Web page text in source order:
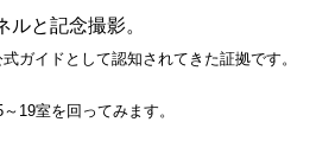
と記念撮影。
ガイドとして認知されてきた証拠です。
19室を回ってみます。